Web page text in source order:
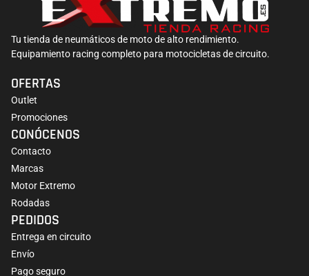
Tu tienda de neumáticos de moto de alto rendimiento.
Equipamiento racing completo para motocicletas de circuito.
OFERTAS
Outlet
Promociones
CONÓCENOS
Contacto
Marcas
Motor Extremo
Rodadas
PEDIDOS
Entrega en circuito
Envío
Pago seguro